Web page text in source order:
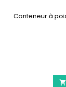
Conteneur à
